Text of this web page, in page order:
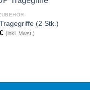
(2 Stk.)
€ (inkl. Mwst.)